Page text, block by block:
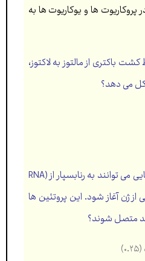
پروكاريوت ها و يوكاريوت ها به
باكتری از مالتوز به لاكتوز،
می دهد؟
ب) در يوكاريوت ها، پروتئین هايی می توانند به رنابسپار از (RNA
ژن آغاز شود. اين پروتئین ها
متصل شوند؟